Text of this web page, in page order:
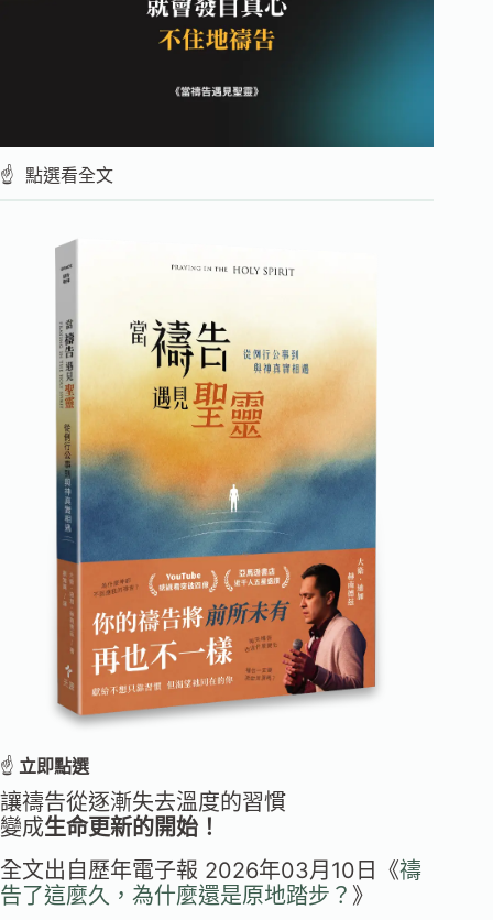
☝️ 點選看全文
☝️ 立即點選
讓禱告從逐漸失去溫度的習慣
變成生命更新的開始！
全文出自歷年電子報 2026年03月10日《禱
告了這麼久，為什麼還是原地踏步？ 》